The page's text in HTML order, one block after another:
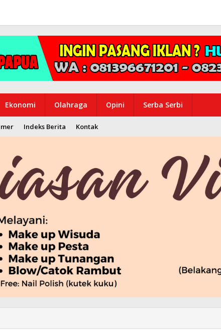
Ekonomi Olahraga Opini Serba Serbi
Indeks Berita Kontak